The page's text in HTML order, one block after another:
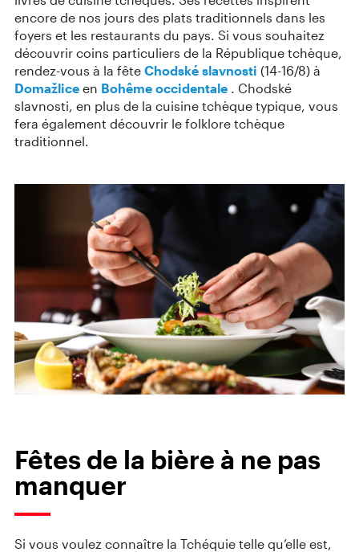
encore de nos jours des plats traditionnels dans les
foyers et les restaurants du pays. Si vous souhaitez
découvrir coins particuliers de la République tchèque,
rendez-vous à la fête Chodské slavnosti (14-16/8) à
Domažlice en Bohême occidentale . Chodské
slavnosti, en plus de la cuisine tchèque typique, vous
fera également découvrir le folklore tchèque
traditionnel.
Fêtes de la bière à ne pas
manquer
Si vous voulez connaître la Tchéquie telle qu’elle est,